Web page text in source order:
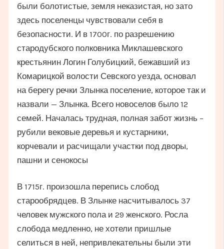
были болотистые, земля неказистая, но зато
здесь поселенцы чувствовали себя в
безопасности. И в 1700г. по разрешению
стародубского полковника Миклашевского
крестьянин Логин Голубицкий, бежавший из
Комарицкой волости Севского уезда, основал
на берегу речки Злынка поселение, которое так и
назвали — Злынка. Всего новоселов было 12
семей. Началась трудная, полная забот жизнь –
рубили вековые деревья и кустарники,
корчевали и расчищали участки под дворы,
пашни и сенокосы
В 1715г. произошла перепись слобод
старообрядцев. В Злынке насчитывалось 37
человек мужского пола и 29 женского. Росла
слобода медленно, не хотели пришлые
селиться в ней, непривлекательны были эти